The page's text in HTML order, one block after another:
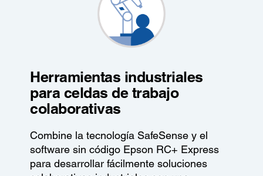
Herramientas industriales
para celdas de trabajo
colaborativas
Combine la tecnología SafeSense y el
software sin código Epson RC+ Express
para desarrollar fácilmente soluciones